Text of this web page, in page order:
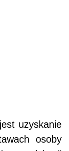
uzyskanie
osoby